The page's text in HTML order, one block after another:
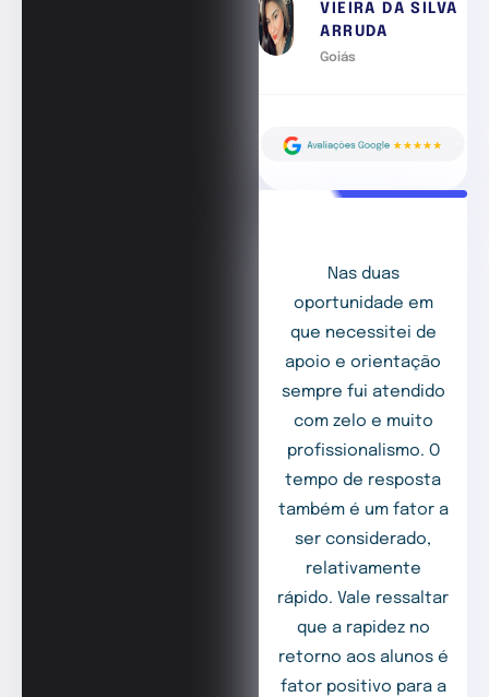
VIEIRA DA SILVA
ARRUDA
Goiás
Nas duas
oportunidade em
que necessitei de
apoio e orientação
sempre fui atendido
com zelo e muito
profissionalismo. O
tempo de resposta
também é um fator a
ser considerado,
relativamente
rápido. Vale ressaltar
que a rapidez no
retorno aos alunos é
fator positivo para a